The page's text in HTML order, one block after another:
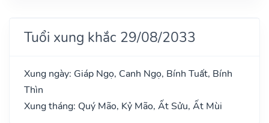
Tuổi xung khắc 29/08/2033
Xung ngày: Giáp Ngọ, Canh Ngọ, Bính Tuất, Bính
Thìn
Xung tháng: Quý Mão, Kỷ Mão, Ất Sửu, Ất Mùi